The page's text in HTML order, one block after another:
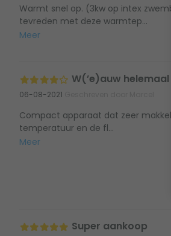
Warmt snel op. (3kw op intex
tevreden met deze warmtep...
Meer
W(’e)auw
06-08-2021
Compact apparaat dat zeer
temperatuur en de fl...
Meer
Super aankoop